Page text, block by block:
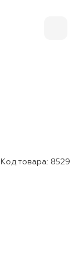
Код товара: 8529